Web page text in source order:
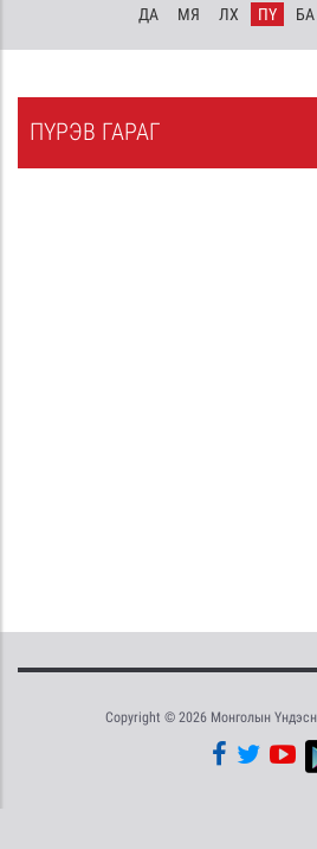
ДА МЯ ЛХ ПҮ БА
ПҮРЭВ ГАРАГ
Copyright © 2026 Монголын